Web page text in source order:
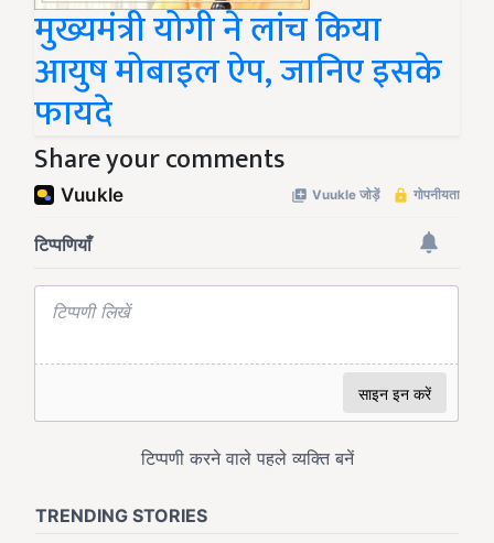
मुख्यमंत्री योगी ने लांच किया
आयुष मोबाइल ऐप, जानिए इसके
फायदे
Share your comments